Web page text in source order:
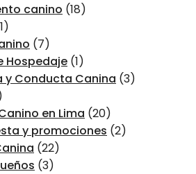
canino (18)
(7)
Hospedaje (1)
y Conducta Canina (3)
en Lima (20)
y promociones (2)
(22)
(3)